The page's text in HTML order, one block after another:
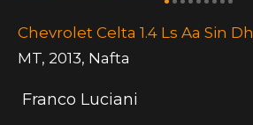
Chevrolet Celta 1.4 Ls Aa Sin Dh
MT, 2013, Nafta
Franco Luciani